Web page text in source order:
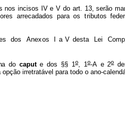
nos incisos IV e V do art. 13, serão
arrecadados para os tributos f
s dos Anexos I a V desta Lei Com
a do caput e dos §§ 1o, 1o-A e 2o
irretratável para todo o ano-